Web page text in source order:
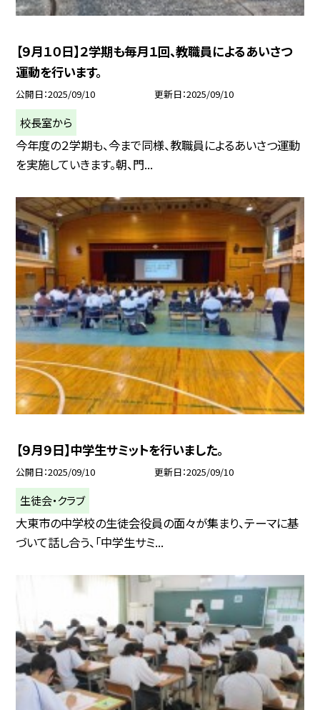
【９月１０日】２学期も毎月１回、教職員によるあいさつ
運動を行います。
公開日 2025/09/10 更新日 2025/09/10
校長室から
今年度の２学期も、今まで同様、教職員によるあいさつ運動
を実施していきます。朝、門...
【９月９日】中学生サミットを行いました。
公開日 2025/09/10 更新日 2025/09/10
生徒会・クラブ
大東市の中学校の生徒会役員の面々が集まり、テーマに基
づいて話し合う、「中学生サミ...